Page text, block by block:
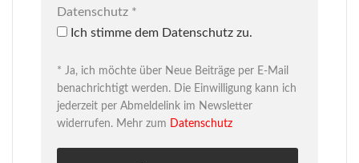
Datenschutz *
Ich stimme dem Datenschutz zu.
* Ja, ich möchte über Neue Beiträge per E-Mail
benachrichtigt werden. Die Einwilligung kann ich
jederzeit per Abmeldelink im Newsletter
widerrufen. Mehr zum Datenschutz